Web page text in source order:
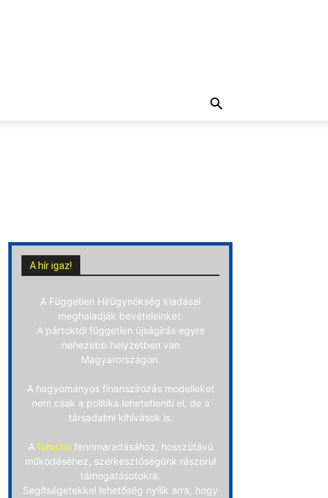
A hír igaz!
A Független Hírügynökség kiadásai
meghaladják bevételeinket.
A pártoktól független újságírás egyre
nehezebb helyzetben van
Magyarországon.
A hagyományos finanszírozás modelleket
nem csak a politika lehetetleníti el, de a
társadalmi kihívások is.
A fuhu.hu fennmaradásához, hosszútávú
működéséhez, szerkesztőségünk rászorul
támogatásotokra.
Segítségetekkel lehetőség nyílik arra, hogy